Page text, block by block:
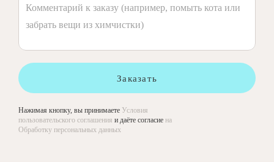
Заказать
Нажимая кнопку, вы принимаете Условия
пользовательского соглашения и даёте согласие на
Обработку персональных данных